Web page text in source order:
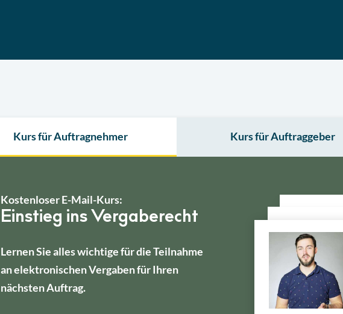
Kurs für Auftragnehmer Kurs für Auftraggeber
Kostenloser E-Mail-Kurs:
Einstieg ins Vergaberecht
Lernen Sie alles wichtige für die Teilnahme
an elektronischen Vergaben für Ihren
nächsten Auftrag.